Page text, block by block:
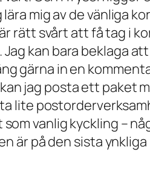
mig av de vänliga
rätt svårt att få tag i
kan bara beklaga
gärna in en
jag posta ett paket
lite
vanlig kyckling –
är på den sista